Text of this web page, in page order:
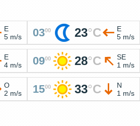
E
5 m/s
0300 23°C
E
5 m/s
E
4 m/s
0900 28°C
SE
1 m/s
O
2 m/s
1500 33°C
N
1 m/s